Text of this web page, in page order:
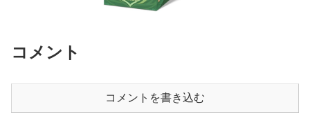
コメント
コメントを書き込む